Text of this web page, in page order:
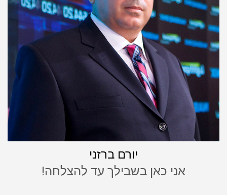
יורם ברזני
אני כאן בשבילך עד להצלחה!